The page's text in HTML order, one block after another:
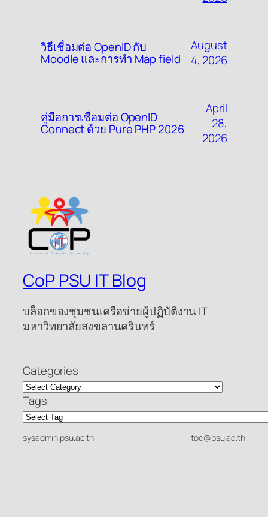
วิธีเชื่อมต่อ OpenID กับ
Moodle และการทำ Map field
August
4, 2026
คู่มือการเชื่อมต่อ OpenID
Connect ด้วย Pure PHP 2026
April
28,
2026
CoP PSU IT Blog
บล็อกของชุมชนเครือข่ายผู้ปฏิบัติงาน IT
มหาวิทยาลัยสงขลานครินทร์
Categories
Tags
sysadmin.psu.ac.th itoc@psu.ac.th